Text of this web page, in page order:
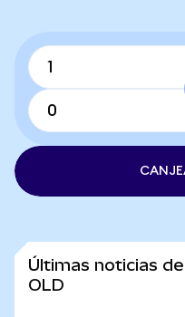
Últimas noticias
OLD